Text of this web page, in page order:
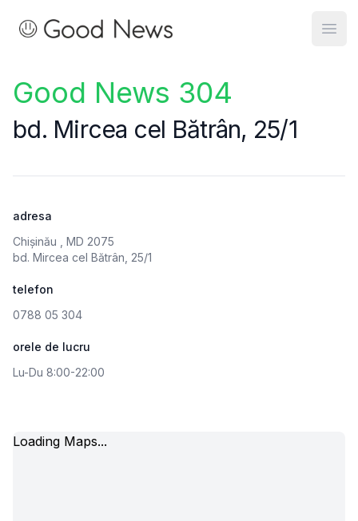
Good News
Good News 304
bd. Mircea cel Bătrân, 25/1
adresa
Chișinău , MD 2075
bd. Mircea cel Bătrân, 25/1
telefon
0788 05 304
orele de lucru
Lu-Du 8:00-22:00
Loading Maps...